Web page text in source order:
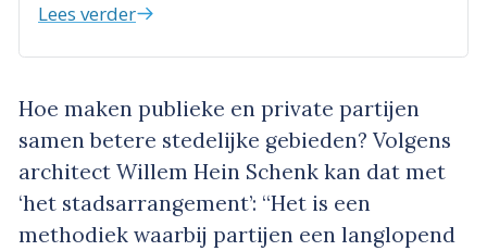
Lees verder
Hoe maken publieke en private partijen
samen betere stedelijke gebieden? Volgens
architect Willem Hein Schenk kan dat met
‘het stadsarrangement’: “Het is een
methodiek waarbij partijen een langlopend